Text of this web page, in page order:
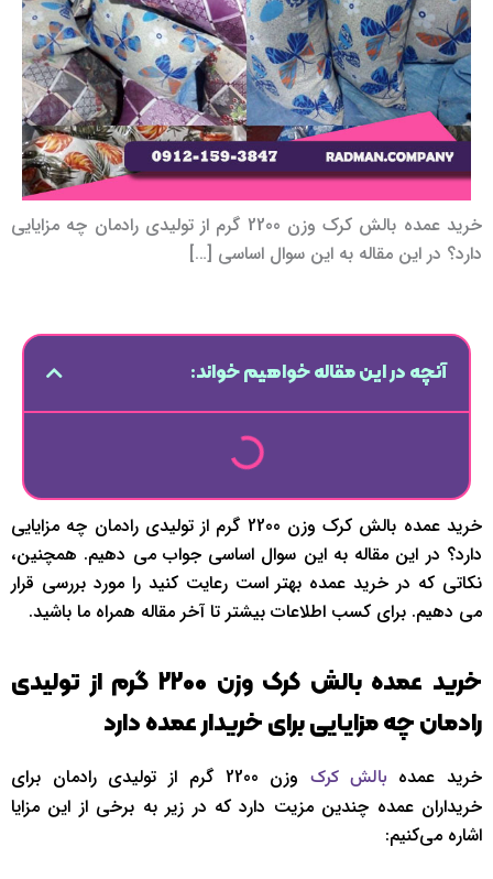
خرید عمده بالش کرک وزن 2200 گرم از تولیدی رادمان چه مزایایی
دارد؟ در این مقاله به این سوال اساسی […]
آنچه در این مقاله خواهیم خواند:
خرید عمده بالش کرک وزن 2200 گرم از تولیدی رادمان چه مزایایی
دارد؟ در این مقاله به این سوال اساسی جواب می دهیم. همچنین،
نکاتی که در خرید عمده بهتر است رعایت کنید را مورد بررسی قرار
می دهیم. برای کسب اطلاعات بیشتر تا آخر مقاله همراه ما باشید.
خرید عمده بالش کرک وزن 2200 گرم از تولیدی
رادمان چه مزایایی برای خریدار عمده دارد
خرید عمده بالش کرک
وزن 2200 گرم از تولیدی رادمان برای
خریداران عمده چندین مزیت دارد که در زیر به برخی از این مزایا
اشاره می‌کنیم: